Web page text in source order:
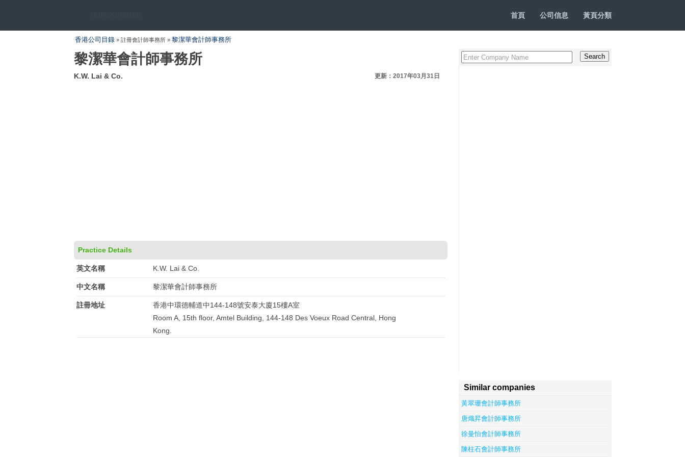
首頁 公司信息 黃頁分類
香港公司目錄 » 註冊會計師事務所 » 黎潔華會計師事務所
黎潔華會計師事務所
K.W. Lai & Co. 更新：2017年03月31日
Practice Details
英文名稱 K.W. Lai & Co.
中文名稱 黎潔華會計師事務所
註冊地址
香港中環德輔道中144-148號安泰大廈15樓A室
Room A, 15th floor, Amtel Building, 144-148 Des Voeux Road Central, Hong
Kong.
Similar companies
黃翠珊會計師事務所
唐熾昇會計師事務所
徐曼怡會計師事務所
陳柱石會計師事務所